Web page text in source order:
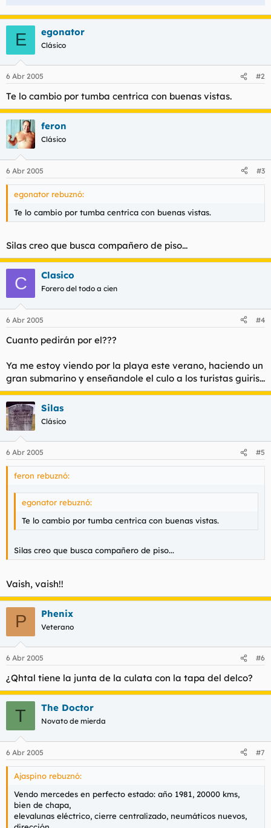
E egonator
Clásico
6 Abr 2005 #2
Te lo cambio por tumba centrica con buenas vistas.
feron
Clásico
6 Abr 2005 #3
egonator rebuznó:
Te lo cambio por tumba centrica con buenas vistas.
Silas creo que busca compañero de piso...
C Clasico
Forero del todo a cien
6 Abr 2005 #4
Cuanto pedirán por el???
Ya me estoy viendo por la playa este verano, haciendo un
gran submarino y enseñandole el culo a los turistas guiris...
Silas
Clásico
6 Abr 2005 #5
feron rebuznó:
egonator rebuznó:
Te lo cambio por tumba centrica con buenas vistas.
Silas creo que busca compañero de piso...
Vaish, vaish!!
P Phenix
Veterano
6 Abr 2005 #6
¿Qhtal tiene la junta de la culata con la tapa del delco?
T The Doctor
Novato de mierda
6 Abr 2005 #7
Ajaspino rebuznó:
Vendo mercedes en perfecto estado: año 1981, 20000 kms,
bien de chapa,
elevalunas eléctrico, cierre centralizado, neumáticos nuevos,